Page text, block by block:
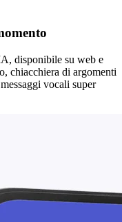
disponibile su web e
chiacchiera di argomenti
vocali super